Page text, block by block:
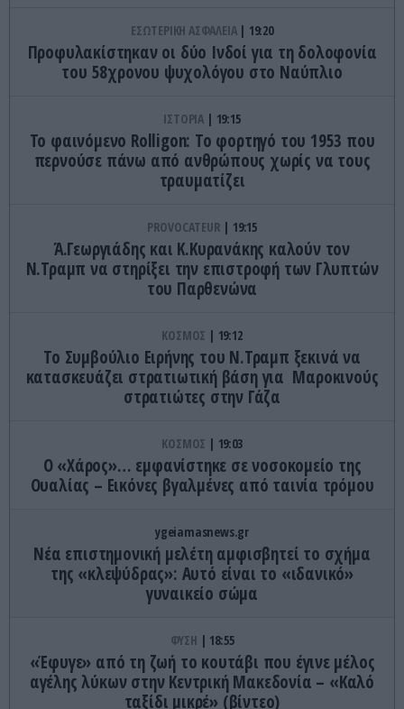
ΕΣΩΤΕΡΙΚΗ ΑΣΦΑΛΕΙΑ 19:20
Προφυλακίστηκαν οι δύο Ινδοί για τη δολοφονία
του 58χρονου ψυχολόγου στο Ναύπλιο
ΙΣΤΟΡΙΑ 19:15
Το φαινόμενο Rolligon: Το φορτηγό του 1953 που
περνούσε πάνω από ανθρώπους χωρίς να τους
τραυματίζει
PROVOCATEUR 19:15
Ά.Γεωργιάδης και Κ.Κυρανάκης καλούν τον
Ν.Τραμπ να στηρίξει την επιστροφή των Γλυπτών
του Παρθενώνα
ΚΟΣΜΟΣ 19:12
Το Συμβούλιο Ειρήνης του Ν.Τραμπ ξεκινά να
κατασκευάζει στρατιωτική βάση για Μαροκινούς
στρατιώτες στην Γάζα
ΚΟΣΜΟΣ 19:03
Ο «Χάρος»… εμφανίστηκε σε νοσοκομείο της
Ουαλίας – Εικόνες βγαλμένες από ταινία τρόμου
ygeiamasnews.gr
Νέα επιστημονική μελέτη αμφισβητεί το σχήμα
της «κλεψύδρας»: Αυτό είναι το «ιδανικό»
γυναικείο σώμα
ΦΥΣΗ 18:55
«Έφυγε» από τη ζωή το κουτάβι που έγινε μέλος
αγέλης λύκων στην Κεντρική Μακεδονία – «Καλό
ταξίδι μικρέ» (βίντεο)